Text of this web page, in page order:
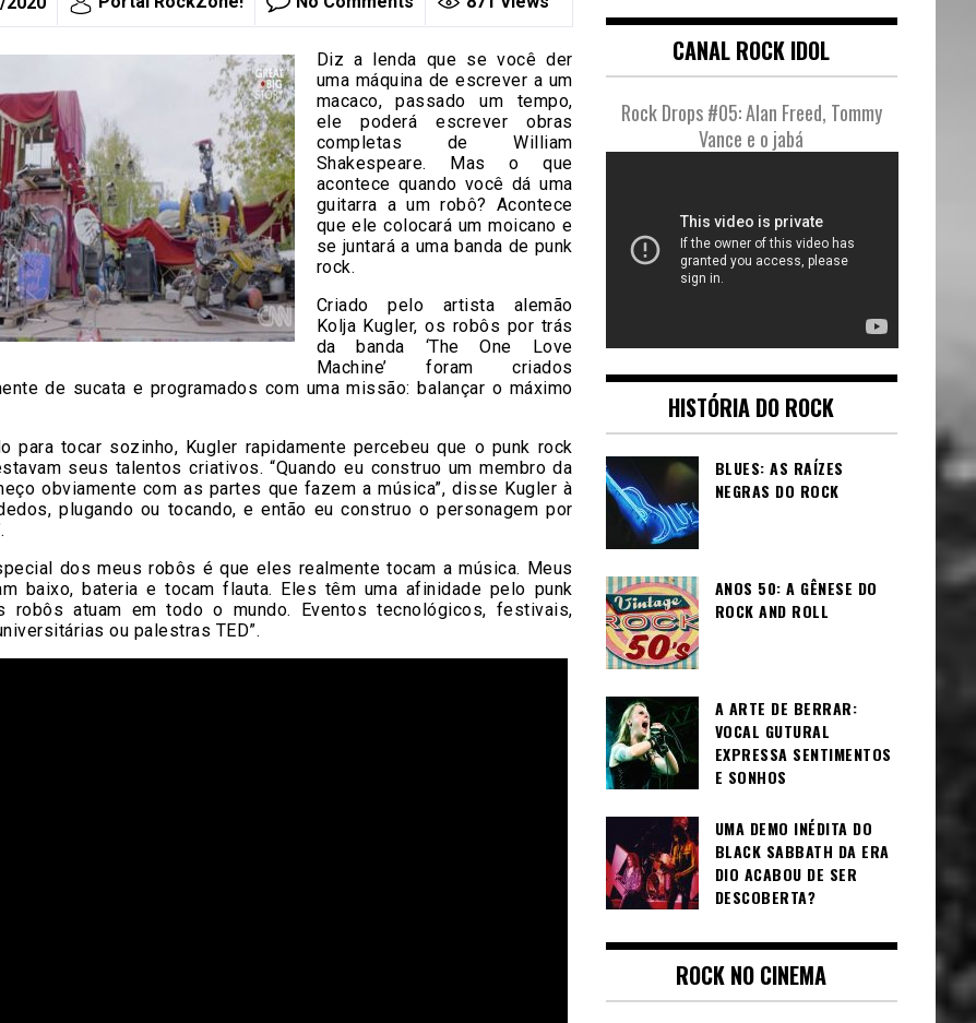
Diz a lenda que se você der
uma máquina de escrever a um
macaco, passado um tempo,
ele poderá escrever obras
completas de William
Shakespeare. Mas o que
acontece quando você dá uma
guitarra a um robô? Acontece
que ele colocará um moicano e
se juntará a uma banda de punk
rock.
Criado pelo artista alemão
Kolja Kugler, os robôs por trás
da banda ‘The One Love
Machine’ foram criados
de sucata e programados com uma missão: balançar o máximo
para tocar sozinho, Kugler rapidamente percebeu que o punk rock
seus talentos criativos. “Quando eu construo um membro da
obviamente com as partes que fazem a música”, disse Kugler à
plugando ou tocando, e então eu construo o personagem por
dos meus robôs é que eles realmente tocam a música. Meus
baixo, bateria e tocam flauta. Eles têm uma afinidade pelo punk
robôs atuam em todo o mundo. Eventos tecnológicos, festivais,
ou palestras TED”.
CANAL ROCK IDOL
Rock Drops #05: Alan Freed, Tommy
Vance e o jabá
HISTÓRIA DO ROCK
BLUES: AS RAÍZES
NEGRAS DO ROCK
ANOS 50: A GÊNESE DO
ROCK AND ROLL
A ARTE DE BERRAR:
VOCAL GUTURAL
EXPRESSA SENTIMENTOS
E SONHOS
UMA DEMO INÉDITA DO
BLACK SABBATH DA ERA
DIO ACABOU DE SER
DESCOBERTA?
ROCK NO CINEMA